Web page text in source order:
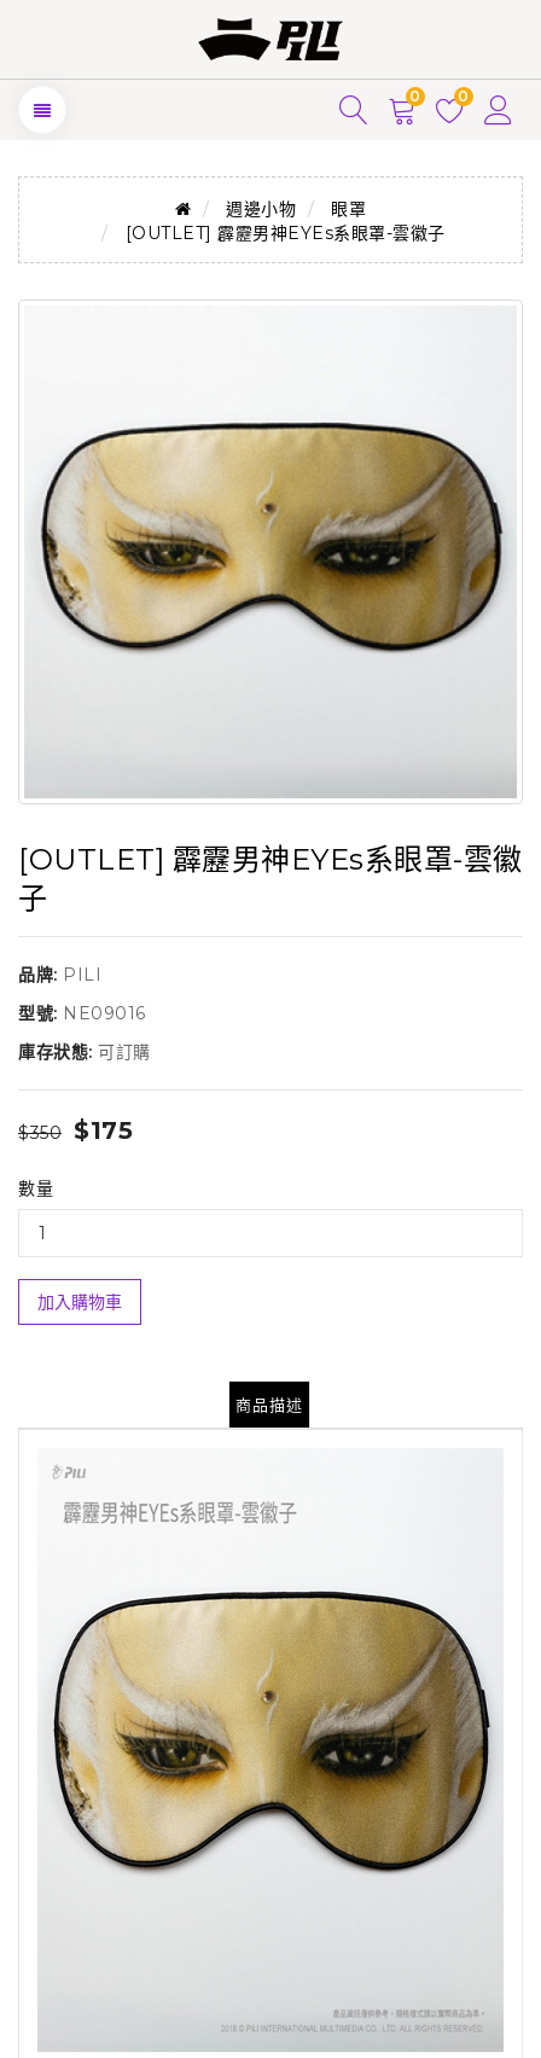
0 0
週邊小物
眼罩
[OUTLET] 霹靂男神EYEs系眼罩-雲徽子
[OUTLET] 霹靂男神EYEs系眼罩-雲徽
子
品牌: PILI
型號: NE09016
庫存狀態: 可訂購
$350 $175
數量
加入購物車
商品描述